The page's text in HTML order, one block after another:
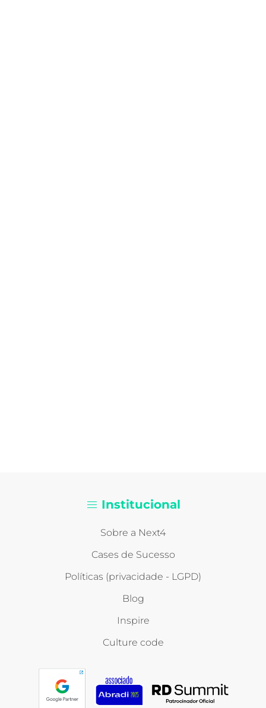
Institucional
Sobre a Next4
Cases de Sucesso
Políticas (privacidade - LGPD)
Blog
Inspire
Culture code